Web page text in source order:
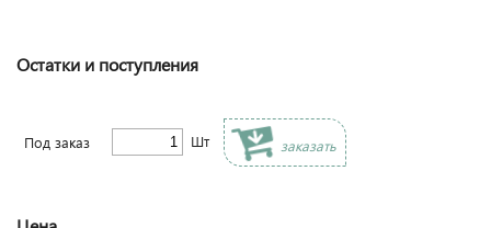
Остатки и поступления
Под заказ Шт заказать